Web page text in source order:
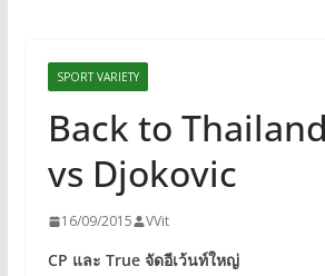
SPORT VARIETY
Back to
vs Djokovic
16/09/2015 VVit
CP และ True จัดอีเว้นท์ใหญ่